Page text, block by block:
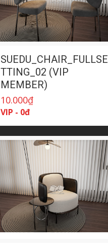
SUEDU_CHAIR_FULLSE
TTING_02 (VIP
MEMBER)
10.000₫
VIP - 0đ